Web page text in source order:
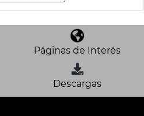
Páginas de Interés
Descargas